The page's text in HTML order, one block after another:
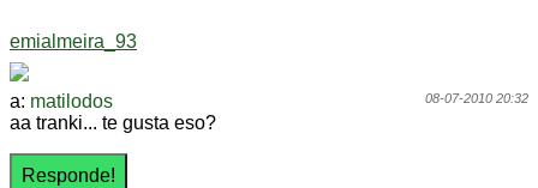
emialmeira_93
08-07-2010 20:32
a: matilodos
aa tranki... te gusta eso?